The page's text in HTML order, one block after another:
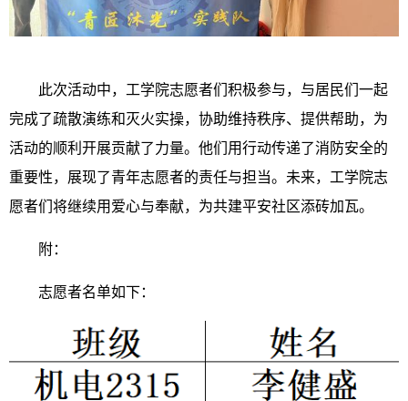
此次活动中，工学院志愿者们积极参与，与居民们一起
完成了疏散演练和灭火实操，协助维持秩序、提供帮助，为
活动的顺利开展贡献了力量。他们用行动传递了消防安全的
重要性，展现了青年志愿者的责任与担当。未来，工学院志
愿者们将继续用爱心与奉献，为共建平安社区添砖加瓦。
附：
志愿者名单如下：